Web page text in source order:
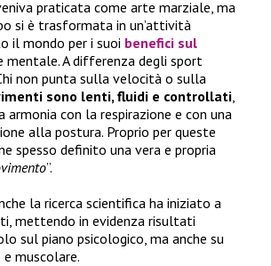
praticata come arte marziale, ma
si è trasformata in un’attività
il mondo per i suoi benefici sul
mentale. A differenza degli sport
non punta sulla velocità o sulla
sono lenti, fluidi e controllati
con la respirazione e con una
alla postura. Proprio per queste
spesso definito una vera e propria
”.
la ricerca scientifica ha iniziato a
mettendo in evidenza risultati
sul piano psicologico, ma anche su
muscolare.